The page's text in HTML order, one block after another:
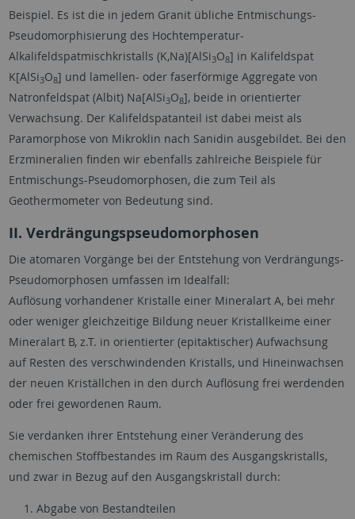
Beispiel. Es ist die in jedem Granit übliche Entmischungs-
Pseudomorphisierung des Hochtemperatur-
Alkalifeldspatmischkristalls (K,Na)[AlSi3O8] in Kalifeldspat
K[AlSi3O8] und lamellen- oder faserförmige Aggregate von
Natronfeldspat (Albit) Na[AlSi3O8], beide in orientierter
Verwachsung. Der Kalifeldspatanteil ist dabei meist als
Paramorphose von Mikroklin nach Sanidin ausgebildet. Bei den
Erzmineralien finden wir ebenfalls zahlreiche Beispiele für
Entmischungs-Pseudomorphosen, die zum Teil als
Geothermometer von Bedeutung sind.
II. Verdrängungspseudomorphosen
Die atomaren Vorgänge bei der Entstehung von Verdrängungs-
Pseudomorphosen umfassen im Idealfall:
Auflösung vorhandener Kristalle einer Mineralart A, bei mehr
oder weniger gleichzeitige Bildung neuer Kristallkeime einer
Mineralart B, z.T. in orientierter (epitaktischer) Aufwachsung
auf Resten des verschwindenden Kristalls, und Hineinwachsen
der neuen Kriställchen in den durch Auflösung frei werdenden
oder frei gewordenen Raum.
Sie verdanken ihrer Entstehung einer Veränderung des
chemischen Stoffbestandes im Raum des Ausgangskristalls,
und zwar in Bezug auf den Ausgangskristall durch:
Abgabe von Bestandteilen